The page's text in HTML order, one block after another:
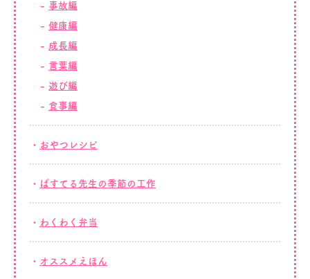
事故編
健康編
成長編
言葉編
遊び編
食事編
おやつレシピ
ぱすてる先生の季節の工作
わくわく弁当
オススメえほん